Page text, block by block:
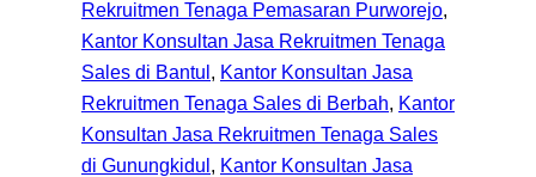
Rekruitmen Tenaga Pemasaran Purworejo
Kantor Konsultan Jasa Rekruitmen Tenaga
Sales di Bantul, Kantor Konsultan Jasa
Rekruitmen Tenaga Sales di Berbah, Kantor
Konsultan Jasa Rekruitmen Tenaga Sales
di Gunungkidul, Kantor Konsultan Jasa